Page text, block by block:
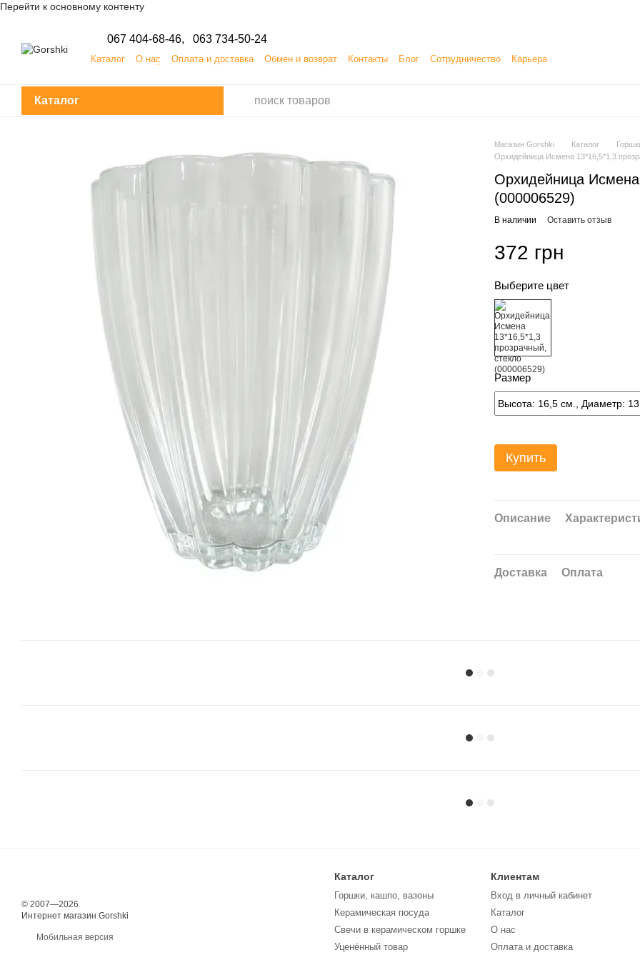
Перейти к основному контенту
067 404-68-46, 063 734-50-24
Каталог О нас Оплата и доставка Обмен и возврат Контакты Блог Сотрудничество
Карьера
Каталог
Магазин Gorshki Каталог
Орхидейница Исмена 13*16,5*1,3
Орхидейница
(000006529)
В наличии Оставить отзыв
372 грн
Выберите цвет
Размер
Купить
Описание
Доставка Оплата
© 2007—2026
Интернет магазин Gorshki
Мобильная версия
Каталог
Горшки, кашпо, вазоны
Керамическая посуда
Свечи в керамическом горшке
Уценённый товар
Клиентам
Вход в личный кабинет
Каталог
О нас
Оплата и доставка